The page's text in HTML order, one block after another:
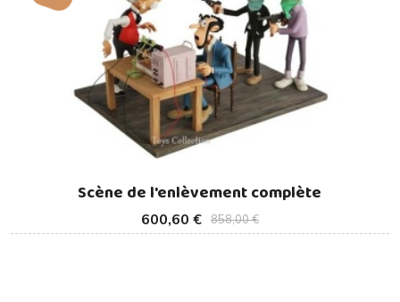
858,00 €
600,60 €
Scène de l'enlèvement complète